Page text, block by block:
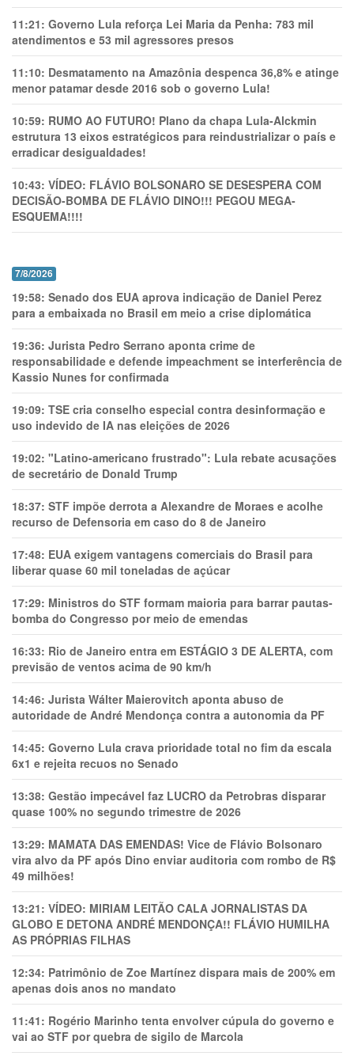
11:21: Governo Lula reforça Lei Maria da Penha: 783 mil
atendimentos e 53 mil agressores presos
11:10: Desmatamento na Amazônia despenca 36,8% e atinge
menor patamar desde 2016 sob o governo Lula!
10:59: RUMO AO FUTURO! Plano da chapa Lula-Alckmin
estrutura 13 eixos estratégicos para reindustrializar o país e
erradicar desigualdades!
10:43: VÍDEO: FLÁVIO BOLSONARO SE DESESPERA COM
DECISÃO-BOMBA DE FLÁVIO DINO!!! PEGOU MEGA-
ESQUEMA!!!!
7/8/2026
19:58: Senado dos EUA aprova indicação de Daniel Perez
para a embaixada no Brasil em meio a crise diplomática
19:36: Jurista Pedro Serrano aponta crime de
responsabilidade e defende impeachment se interferência de
Kassio Nunes for confirmada
19:09: TSE cria conselho especial contra desinformação e
uso indevido de IA nas eleições de 2026
19:02: "Latino-americano frustrado": Lula rebate acusações
de secretário de Donald Trump
18:37: STF impõe derrota a Alexandre de Moraes e acolhe
recurso de Defensoria em caso do 8 de Janeiro
17:48: EUA exigem vantagens comerciais do Brasil para
liberar quase 60 mil toneladas de açúcar
17:29: Ministros do STF formam maioria para barrar pautas-
bomba do Congresso por meio de emendas
16:33: Rio de Janeiro entra em ESTÁGIO 3 DE ALERTA, com
previsão de ventos acima de 90 km/h
14:46: Jurista Wálter Maierovitch aponta abuso de
autoridade de André Mendonça contra a autonomia da PF
14:45: Governo Lula crava prioridade total no fim da escala
6x1 e rejeita recuos no Senado
13:38: Gestão impecável faz LUCRO da Petrobras disparar
quase 100% no segundo trimestre de 2026
13:29: MAMATA DAS EMENDAS! Vice de Flávio Bolsonaro
vira alvo da PF após Dino enviar auditoria com rombo de R$
49 milhões!
13:21: VÍDEO: MIRIAM LEITÃO CALA JORNALISTAS DA
GLOBO E DETONA ANDRÉ MENDONÇA!! FLÁVIO HUMILHA
AS PRÓPRIAS FILHAS
12:34: Patrimônio de Zoe Martínez dispara mais de 200% em
apenas dois anos no mandato
11:41: Rogério Marinho tenta envolver cúpula do governo e
vai ao STF por quebra de sigilo de Marcola